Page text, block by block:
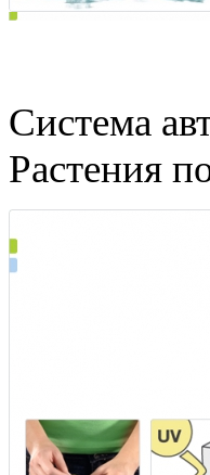
Система
Растения